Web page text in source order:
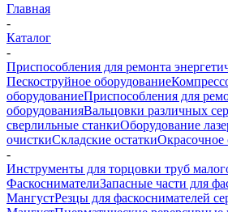
Главная
-
Каталог
-
Приспособления для ремонта
Пескоструйное оборудование
оборудованиеПриспособления для
оборудованияВальцовки различных
сверлильные станкиОборудование
очисткиСкладские остаткиОкрасочное
-
Инструменты для торцовки труб
ФаскоснимателиЗапасные части для
МангустРезцы для фаскоснимателей